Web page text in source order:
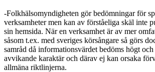
-Folkhälsomyndigheten gör bedömningar för
verksamheter men kan av förståeliga skäl inte
sin hemsida. När en verksamhet är av mer
såsom t.ex. med sveriges körsångare så görs
samråd då informationsvärdet bedöms högt
avvikande karaktär och därav ej kan orsaka
allmäna riktlinjerna.